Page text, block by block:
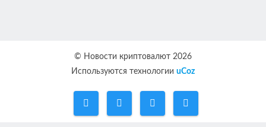
© Новости криптовалют 2026
Используются технологии uCoz